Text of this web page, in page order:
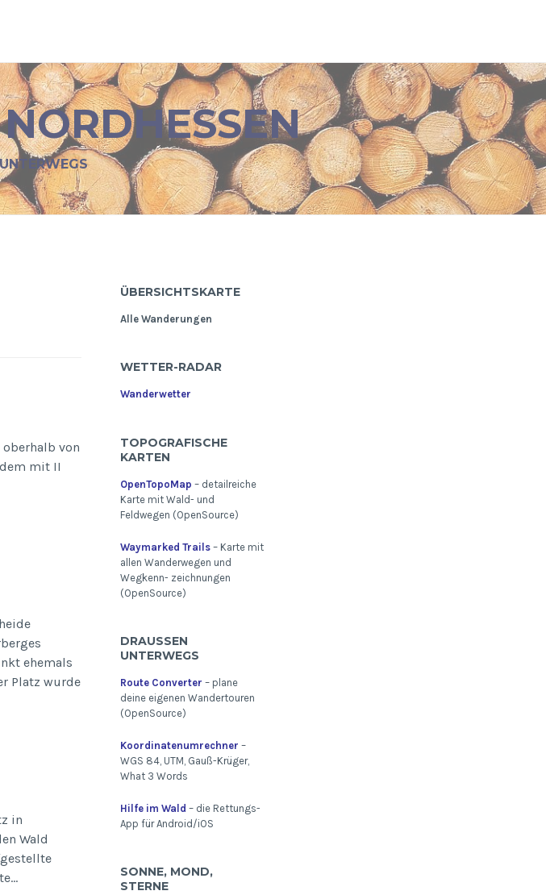
von
mit II
ehemals
Platz wurde
in
Wald
ÜBERSICHTSKARTE
Alle Wanderungen
WETTER-RADAR
Wanderwetter
TOPOGRAFISCHE
KARTEN
OpenTopoMap – detailreiche
Karte mit Wald- und
Feldwegen (OpenSource)
Waymarked Trails– Karte mit
allen Wanderwegen und
Wegkenn- zeichnungen
(OpenSource)
DRAUSSEN U
NTERWEGS
Route Converter – plane
deine eigenen Wandertouren
(OpenSource)
Koordinatenumrechner –
WGS 84, UTM, Gauß-Krüger,
What 3 Words
Hilfe im Wald – die Rettungs-
App für Android/iOS
SONNE, MOND,
STERNE